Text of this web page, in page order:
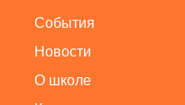
События
Новости
О школе